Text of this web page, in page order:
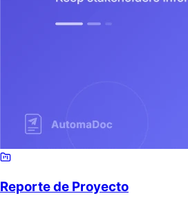
Reporte de Proyecto